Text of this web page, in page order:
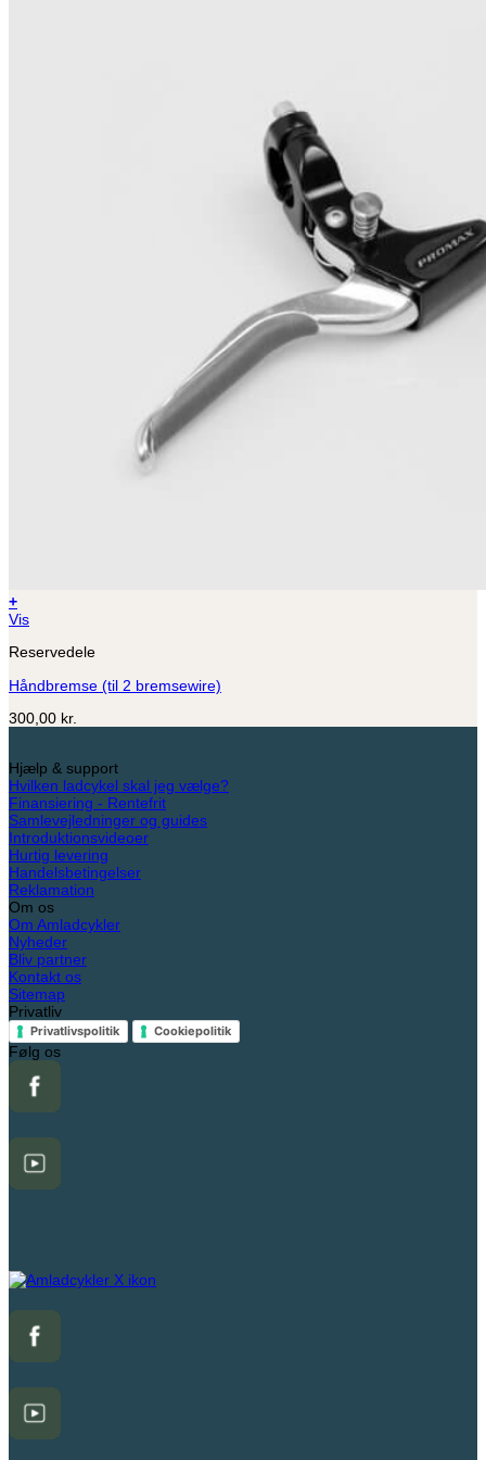
+
Vis
Reservedele
Håndbremse (til 2 bremsewire)
300,00 kr.
Hjælp & support
Hvilken ladcykel skal jeg vælge?
Finansiering - Rentefrit
Samlevejledninger og guides
Introduktionsvideoer
Hurtig levering
Handelsbetingelser
Reklamation
Om os
Om Amladcykler
Nyheder
Bliv partner
Kontakt os
Sitemap
Privatliv
Privatlivspolitik Cookiepolitik
Følg os